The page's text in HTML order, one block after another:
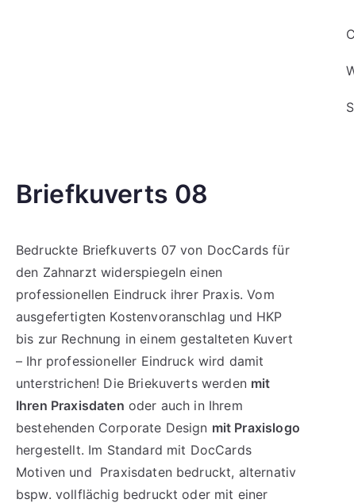
Briefkuverts 08
Bedruckte Briefkuverts 07 von DocCards für
den Zahnarzt widerspiegeln einen
professionellen Eindruck ihrer Praxis. Vom
ausgefertigten Kostenvoranschlag und HKP
bis zur Rechnung in einem gestalteten Kuvert
– Ihr professioneller Eindruck wird damit
unterstrichen! Die Briekuverts werden mit
Ihren Praxisdaten oder auch in Ihrem
bestehenden Corporate Design mit Praxislogo
hergestellt. Im Standard mit DocCards
Motiven und Praxisdaten bedruckt, alternativ
bspw. vollflächig bedruckt oder mit einer